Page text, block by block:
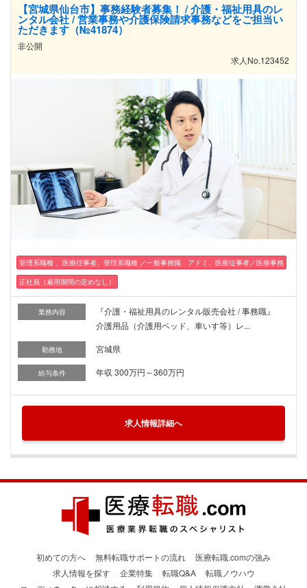
【宮城県仙台市】事務経験者募集！ / 介護・福祉用具のレ
ンタル会社 / 営業事務や介護保険請求事務などをご担当い
ただきます（№41874）
非公開
求人No.123452
管理系職種 、医療従事者、管理系職種 ／一般事務職 アドミ、医療従事者／医療事務
正社員（雇用期間の定めなし）
業務内容
『介護・福祉用具のレンタル販売会社 / 事務職』
介護用品（介護用ベッド、車いす等）レ...
勤務地 宮城県
給与条件 年収 300万円～360万円
求人情報詳細へ
初めての方へ 無料転職サポートの流れ
医療転職.comの強み
求人情報を探す
企業特集 転職Q&A
転職ノウハウ